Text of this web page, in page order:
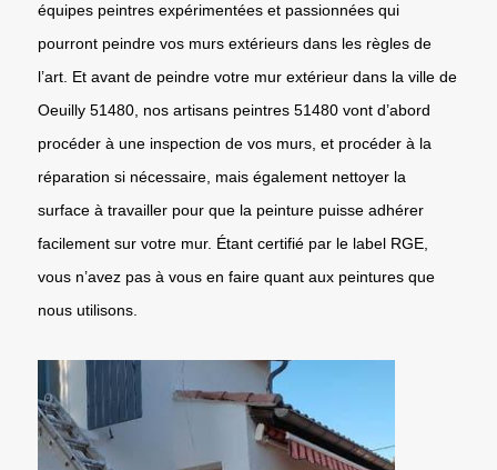
équipes peintres expérimentées et passionnées qui
pourront peindre vos murs extérieurs dans les règles de
l’art. Et avant de peindre votre mur extérieur dans la ville de
Oeuilly 51480, nos artisans peintres 51480 vont d’abord
procéder à une inspection de vos murs, et procéder à la
réparation si nécessaire, mais également nettoyer la
surface à travailler pour que la peinture puisse adhérer
facilement sur votre mur. Étant certifié par le label RGE,
vous n’avez pas à vous en faire quant aux peintures que
nous utilisons.